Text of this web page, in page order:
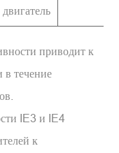
приводит к
в течение
IE3 и IE4
к